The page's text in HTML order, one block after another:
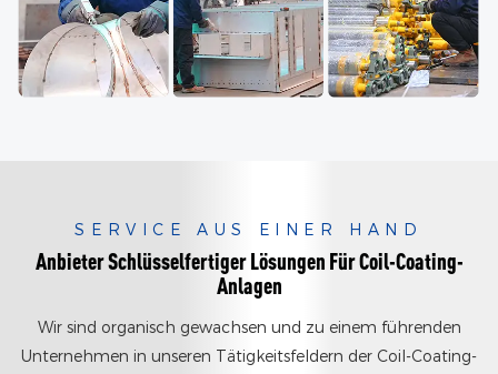
SERVICE AUS EINER HAND
Anbieter Schlüsselfertiger Lösungen Für Coil-Coating-
Anlagen
Wir sind organisch gewachsen und zu einem führenden
Unternehmen in unseren Tätigkeitsfeldern der Coil-Coating-